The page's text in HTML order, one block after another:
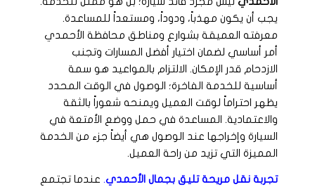
يجب أن يكون مهذباً، ودوداً، ومستعداً للمساعدة.
معرفته العميقة بشوارع ومناطق محافظة الأحمدي
أمر أساسي لضمان اختيار أفضل المسارات وتجنب
الازدحام قدر الإمكان. الالتزام بالمواعيد هو سمة
أساسية للخدمة الفاخرة؛ الوصول في الوقت المحدد
يظهر احتراماً لوقت العميل ويمنحه شعوراً بالثقة
والاعتمادية. المساعدة في حمل ووضع الأمتعة في
السيارة وإخراجها عند الوصول هي أيضاً جزء من الخدمة
المميزة التي تزيد من راحة العميل.
تجربة نقل مريحة تليق بجمال الأحمدي. عندما تجتمع